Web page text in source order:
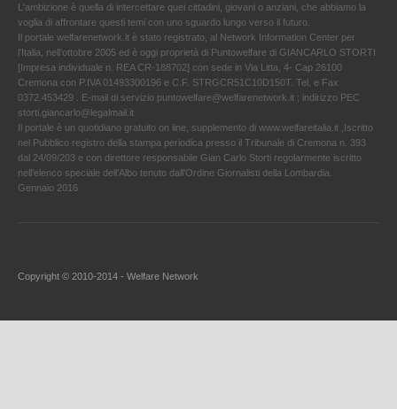
L'ambizione è quella di intercettare quei cittadini, giovani o anziani, che abbiamo la
voglia di affrontare questi temi con uno sguardo lungo verso il futuro.
Il portale welfarenetwork.it è stato registrato, al Network Information Center per
l'Italia, nell’ottobre 2005 ed è oggi proprietà di Puntowelfare di GIANCARLO STORTI
[Impresa individuale n. REA CR-188702] con sede in Via Litta, 4- Cap 26100
Cremona con P.IVA 01493300196 e C.F. STRGCR51C10D150T. Tel. e Fax
0372.453429 . E-mail di servizio puntowelfare@welfarenetwork.it ; indirizzo PEC
storti.giancarlo@legalmail.it
Il portale è un quotidiano gratuito on line, supplemento di www.welfareitalia.it ,Iscritto
nel Pubblico registro della stampa periodica presso il Tribunale di Cremona n. 393
dal 24/09/203 e con direttore responsabile Gian Carlo Storti regolarmente iscritto
nell’elenco speciale dell’Albo tenuto dall’Ordine Giornalisti della Lombardia.
Gennaio 2016
Copyright © 2010-2014 - Welfare Network